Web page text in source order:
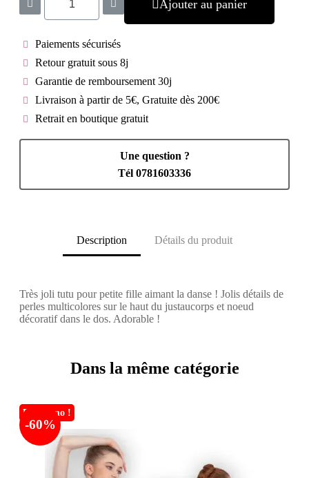
Ajouter au panier
Paiements sécurisés
Retour gratuit sous 8j
Garantie de remboursement 30j
Livraison à partir de 5€, Gratuite dès 200€
Retrait en boutique gratuit
Une question ?
Tél 0781603336
Description Détails du produit
Très joli tutu pour petite fille aimant la danse ! Jolis détails de
perles multicolores sur le haut du justaucorps et noeud
décoratif dans le dos. Adorable !
Dans la même catégorie
En promo !
-60%